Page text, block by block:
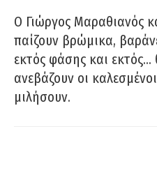
Ο Γιώργος Μαραθιανός
παίζουν βρώμικα,
εκτός φάσης και εκτός…
ανεβάζουν οι
μιλήσουν.